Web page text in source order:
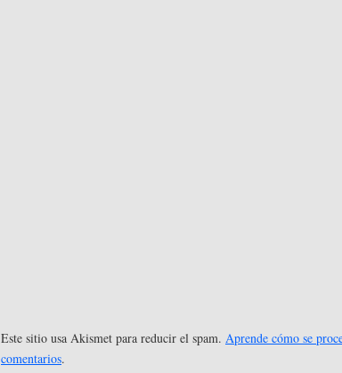
Este sitio usa Akismet para reducir el spam. Aprende cómo se
comentarios.